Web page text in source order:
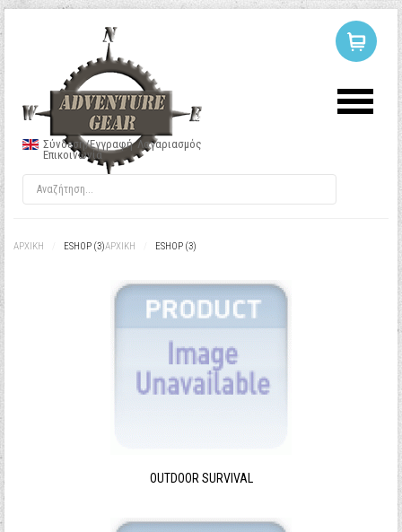
Σύνδεση/Εγγραφή Λογαριασμός
Επικοινωνία
ΑΡΧΙΚΉ ESHOP (3)ΑΡΧΙΚΉ ESHOP (3)
OUTDOOR SURVIVAL
ΣΥΝΔΕΣΗ
Κωδικός
Να με θυμάσαι